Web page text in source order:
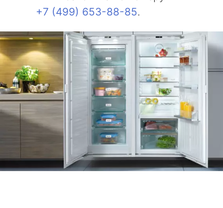
+7 (499) 653-88-85.